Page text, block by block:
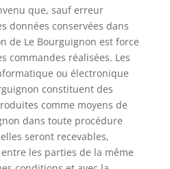
que, sauf erreur
données conservées dans
de Le Bourguignon est force
commandes réalisées. Les
ou électronique
constituent des
comme moyens de
dans toute procédure
seront recevables,
les parties de la même